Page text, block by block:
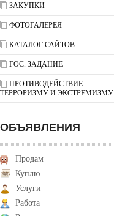
ЗАКУПКИ
ФОТОГАЛЕРЕЯ
КАТАЛОГ САЙТОВ
ГОС. ЗАДАНИЕ
ПРОТИВОДЕЙСТВИЕ
ТЕРРОРИЗМУ И ЭКСТРЕМИЗМУ
ОБЪЯВЛЕНИЯ
Продам
Куплю
Услуги
Работа